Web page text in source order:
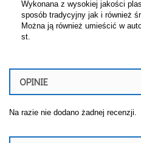
Wykonana z wysokiej jakości
sposób tradycyjny jak i również
Można ją również umieścić w
st.
OPINIE
Na razie nie dodano żadnej recenzji.